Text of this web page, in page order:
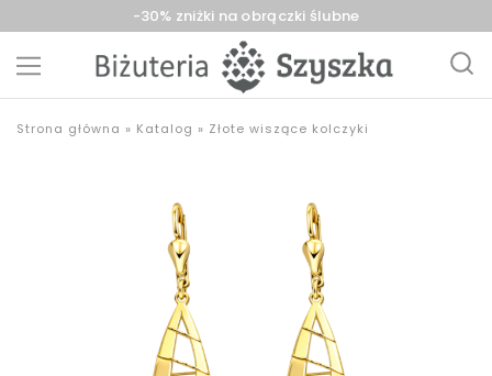
-30% zniżki na obrączki ślubne
Szyszka
z
Strona główna » Katalog » Złote wiszące kolczyki